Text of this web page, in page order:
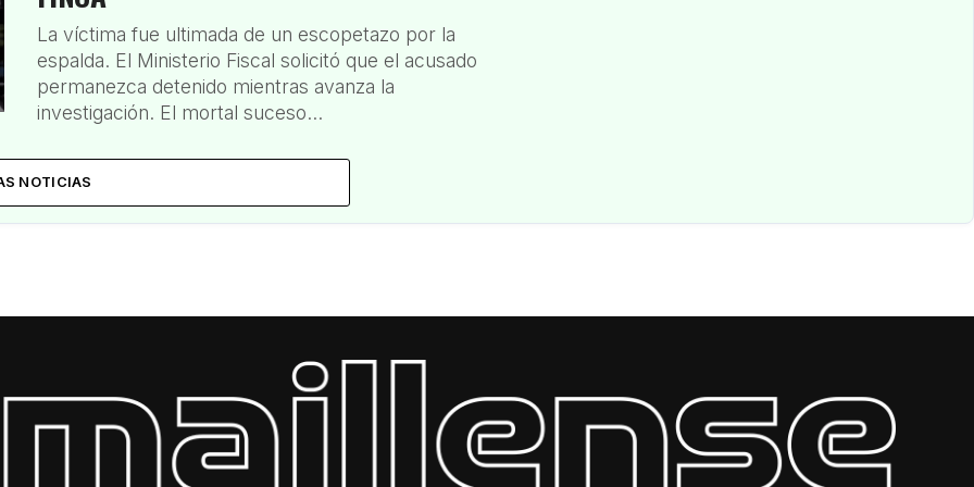
La víctima fue ultimada de un escopetazo por la
espalda. El Ministerio Fiscal solicitó que el acusado
permanezca detenido mientras avanza la
investigación. El mortal suceso...
NOTICIAS